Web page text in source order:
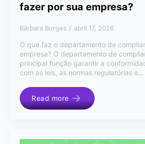
fazer por sua empresa?
Bárbara Borges abril 17, 2026
O que faz o departamento de
empresa? O departamento de
principal função garantir a
com as leis, as normas regulatórias e…
Read more